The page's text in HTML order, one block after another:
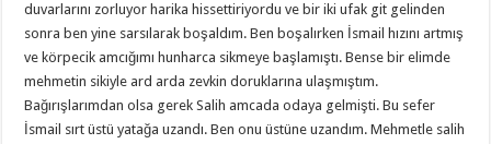
duvarlarını zorluyor harika hissettiriyordu ve bir iki ufak git gelinden
sonra ben yine sarsılarak boşaldım. Ben boşalırken İsmail hızını artmış
ve körpecik amcığımı hunharca sikmeye başlamıştı. Bense bir elimde
mehmetin sikiyle ard arda zevkin doruklarına ulaşmıştım.
Bağırışlarımdan olsa gerek Salih amcada odaya gelmişti. Bu sefer
İsmail sırt üstü yatağa uzandı. Ben onu üstüne uzandım. Mehmetle salih